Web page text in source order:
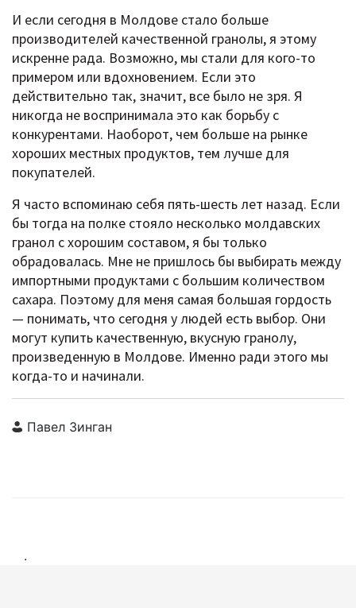
И если сегодня в Молдове стало больше
производителей качественной гранолы, я этому
искренне рада. Возможно, мы стали для кого-то
примером или вдохновением. Если это
действительно так, значит, все было не зря. Я
никогда не воспринимала это как борьбу с
конкурентами. Наоборот, чем больше на рынке
хороших местных продуктов, тем лучше для
покупателей.
Я часто вспоминаю себя пять-шесть лет назад. Если
бы тогда на полке стояло несколько молдавских
гранол с хорошим составом, я бы только
обрадовалась. Мне не пришлось бы выбирать между
импортными продуктами с большим количеством
сахара. Поэтому для меня самая большая гордость
— понимать, что сегодня у людей есть выбор. Они
могут купить качественную, вкусную гранолу,
произведенную в Молдове. Именно ради этого мы
когда-то и начинали.
Павел Зинган
.